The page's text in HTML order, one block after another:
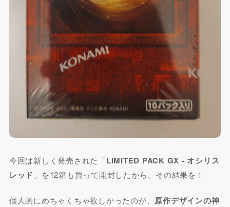
今回は新しく発売された「LIMITED PACK GX ‑ オシリス
レッド 」を12箱も買って開封したから、その結果を！
個人的にめちゃくちゃ欲しかったのが、 原作デザインの神